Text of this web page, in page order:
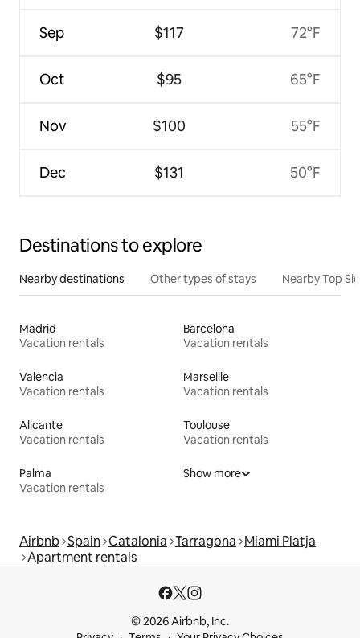
Sep
Oct
Nov
Dec
$117
$95
$100
$131
72°F
65°F
55°F
50°F
Destinations to explore
Nearby destinations Other types of stays Nearby Top
Madrid
Vacation rentals
Barcelona
Vacation rentals
Valencia
Vacation rentals
Marseille
Vacation rentals
Alicante
Vacation rentals
Toulouse
Vacation rentals
Palma
Vacation rentals
Show more
Airbnb Spain Catalonia Tarragona Miami Platja
Apartment rentals
© 2026 Airbnb, Inc.